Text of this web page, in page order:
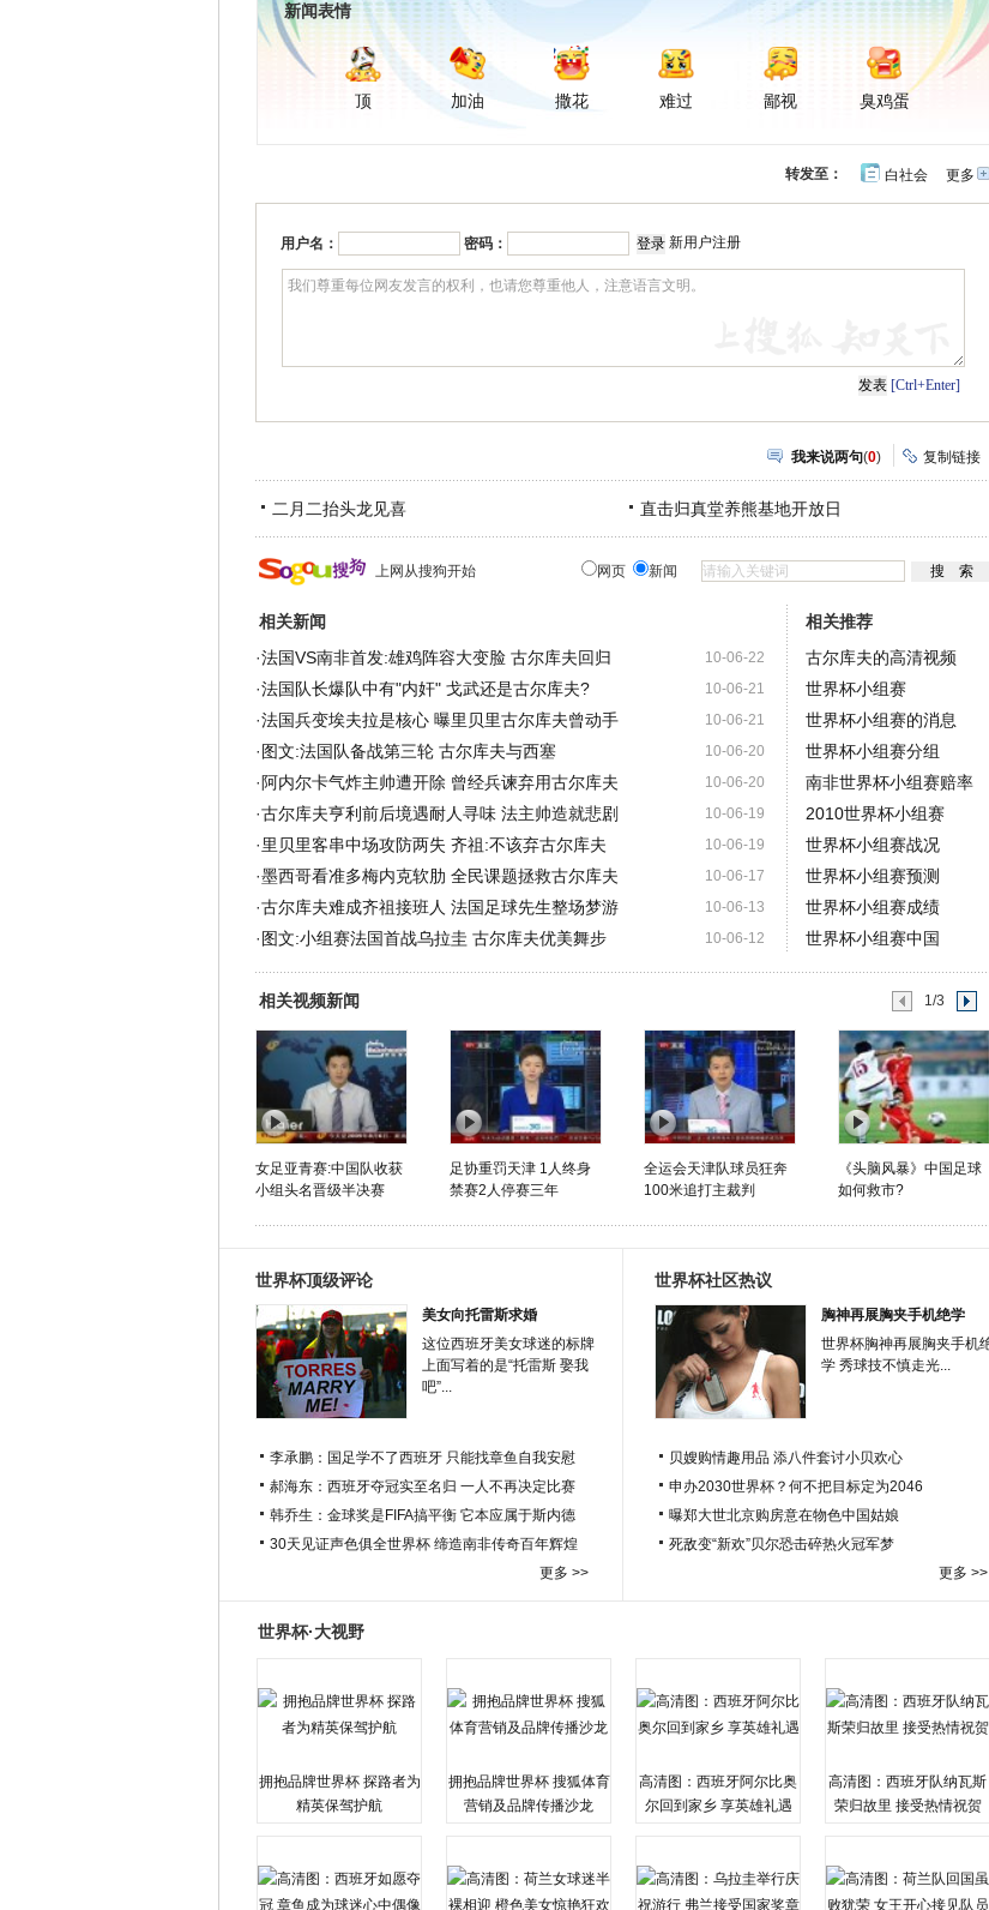
新闻表情
顶 加油 撒花 难过 鄙视 臭鸡蛋
更多开
转发至： 白社会
用户名： 密码： 新用户注册
[Ctrl+Enter]
我来说两句(0) 复制链接
二月二抬头龙见喜 直击归真堂养熊基地开放日
上网从搜狗开始 网页 新闻
相关新闻
10-06-22
·法国VS南非首发:雄鸡阵容大变脸 古尔库夫回归
10-06-21
·法国队长爆队中有"内奸" 戈武还是古尔库夫?
10-06-21
·法国兵变埃夫拉是核心 曝里贝里古尔库夫曾动手
10-06-20
· 图文:法国队备战第三轮 古尔库夫与西塞
10-06-20
· 阿内尔卡气炸主帅遭开除 曾经兵谏弃用古尔库夫
10-06-19
·古尔库夫亨利前后境遇耐人寻味 法主帅造就悲剧
10-06-19
·里贝里客串中场攻防两失 齐祖:不该弃古尔库夫
10-06-17
·墨西哥看准多梅内克软肋 全民课题拯救古尔库夫
10-06-13
·古尔库夫难成齐祖接班人 法国足球先生整场梦游
10-06-12
· 图文:小组赛法国首战乌拉圭 古尔库夫优美舞步
相关推荐
古尔库夫的高清视频
世界杯小组赛
世界杯小组赛的消息
世界杯小组赛分组
南非世界杯小组赛赔率
2010世界杯小组赛
世界杯小组赛战况
世界杯小组赛预测
世界杯小组赛成绩
世界杯小组赛中国
相关视频新闻 1/3
女足亚青赛:中国队收获
小组头名晋级半决赛
足协重罚天津 1人终身
禁赛2人停赛三年
全运会天津队球员狂奔
100米追打主裁判
《头脑风暴》中国足球
如何救市?
世界杯顶级评论
美女向托雷斯求婚
这位西班牙美女球迷的标牌
上面写着的是“托雷斯 娶我
吧”...
李承鹏：国足学不了西班牙 只能找章鱼自我安慰
郝海东：西班牙夺冠实至名归 一人不再决定比赛
韩乔生：金球奖是FIFA搞平衡 它本应属于斯内德
30天见证声色俱全世界杯 缔造南非传奇百年辉煌
更多 >>
世界杯社区热议
胸神再展胸夹手机绝学
世界杯胸神再展胸夹手机
学 秀球技不慎走光...
贝嫂购情趣用品 添八件套讨小贝欢心
申办2030世界杯？何不把目标定为2046
曝郑大世北京购房意在物色中国姑娘
死敌变“新欢”贝尔恐击碎热火冠军梦
更多 >>
世界杯·大视野
拥抱品牌世界杯 探路者为
精英保驾护航
拥抱品牌世界杯 搜狐体育
营销及品牌传播沙龙
高清图：西班牙阿尔比奥
尔回到家乡 享英雄礼遇
高清图：西班牙队纳瓦斯
荣归故里 接受热情祝贺